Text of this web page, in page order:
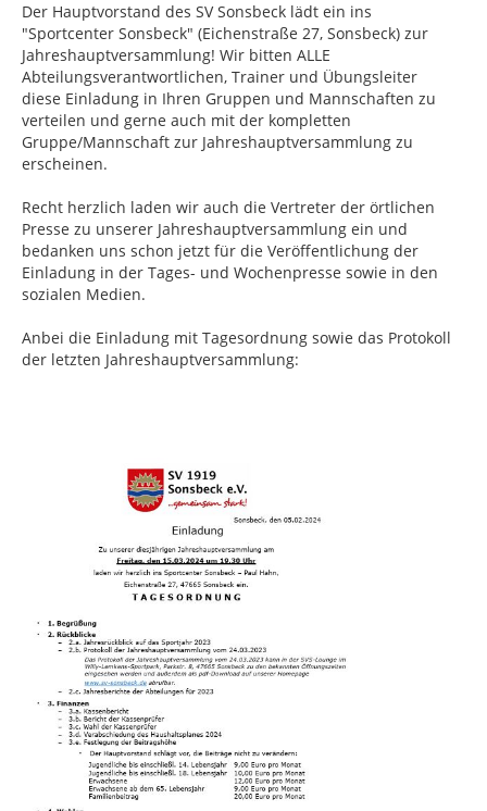
Der Hauptvorstand des SV Sonsbeck lädt ein ins
"Sportcenter Sonsbeck" (Eichenstraße 27, Sonsbeck) zur
Jahreshauptversammlung! Wir bitten ALLE
Abteilungsverantwortlichen, Trainer und Übungsleiter
diese Einladung in Ihren Gruppen und Mannschaften zu
verteilen und gerne auch mit der kompletten
Gruppe/Mannschaft zur Jahreshauptversammlung zu
erscheinen.
Recht herzlich laden wir auch die Vertreter der örtlichen
Presse zu unserer Jahreshauptversammlung ein und
bedanken uns schon jetzt für die Veröffentlichung der
Einladung in der Tages- und Wochenpresse sowie in den
sozialen Medien.
Anbei die Einladung mit Tagesordnung sowie das Protokoll
der letzten Jahreshauptversammlung: